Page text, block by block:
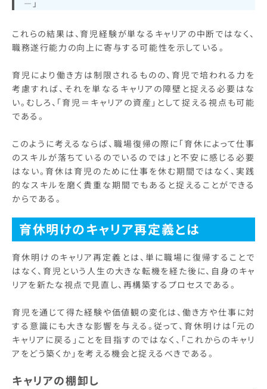
―」
これらの結果は、育児経験が単なるキャリアの中断ではなく、
職務遂行能力の向上に寄与する可能性を示している。
育児により働き方は制限されるものの、育児で培われる力を
考慮すれば、それを単なるキャリアの障壁と捉える必要はな
い。むしろ、「育児＝キャリアの資産」として捉える視点も可能
である。
このように考えるならば、職場復帰の際に「育休によって仕事
のスキルが落ちているのでいるのでは」と不安に感じる必要
はない。育休は育児のために仕事を休む期間ではなく、実践
的なスキルを磨く貴重な期間でもあると捉えることができる
からである。
育休明けのキャリア再定義とは
育休明けのキャリア再定義とは、単に職場に復帰することで
はなく、育児という人生の大きな転機を経た後に、自身のキャ
リアを新たな視点で見直し、再構築するプロセスである。
育児を通じて得た経験や価値観の変化は、働き方や仕事に対
する意識にも大きな影響を与える。従って、育休明けは「元の
キャリアに戻る」ことを目指すのではなく、「これからのキャリ
アをどう築くか」を考える機会と捉えるべきである。
キャリアの棚卸し